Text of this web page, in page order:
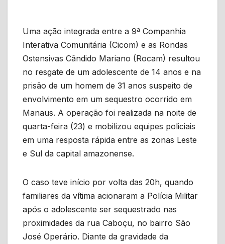
Uma ação integrada entre a 9ª Companhia
Interativa Comunitária (Cicom) e as Rondas
Ostensivas Cândido Mariano (Rocam) resultou
no resgate de um adolescente de 14 anos e na
prisão de um homem de 31 anos suspeito de
envolvimento em um sequestro ocorrido em
Manaus. A operação foi realizada na noite de
quarta-feira (23) e mobilizou equipes policiais
em uma resposta rápida entre as zonas Leste
e Sul da capital amazonense.
O caso teve início por volta das 20h, quando
familiares da vítima acionaram a Polícia Militar
após o adolescente ser sequestrado nas
proximidades da rua Caboçu, no bairro São
José Operário. Diante da gravidade da